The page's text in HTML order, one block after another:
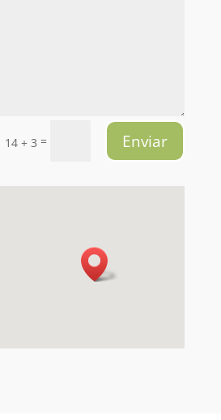
14 + 3 = Enviar